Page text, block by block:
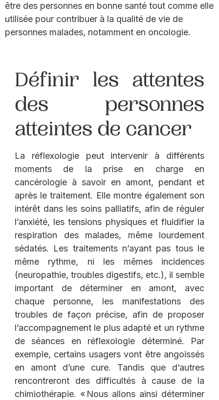
être des personnes en bonne santé tout comme elle
utilisée pour contribuer à la qualité de vie de
personnes malades, notamment en oncologie.
Définir les attentes
des personnes
atteintes de cancer
La réflexologie peut intervenir à différents
moments de la prise en charge en
cancérologie à savoir en amont, pendant et
après le traitement. Elle montre également son
intérêt dans les soins palliatifs, afin de réguler
l’anxiété, les tensions physiques et fluidifier la
respiration des malades, même lourdement
sédatés. Les traitements n’ayant pas tous le
même rythme, ni les mêmes incidences
(neuropathie, troubles digestifs, etc.), il semble
important de déterminer en amont, avec
chaque personne, les manifestations des
troubles de façon précise, afin de proposer
l’accompagnement le plus adapté et un rythme
de séances en réflexologie déterminé. Par
exemple, certains usagers vont être angoissés
en amont d’une cure. Tandis que d’autres
rencontreront des difficultés à cause de la
chimiothérapie. « Nous allons ainsi déterminer